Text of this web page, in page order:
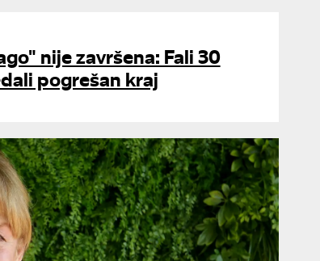
nije završena: Fali 30
pogrešan kraj